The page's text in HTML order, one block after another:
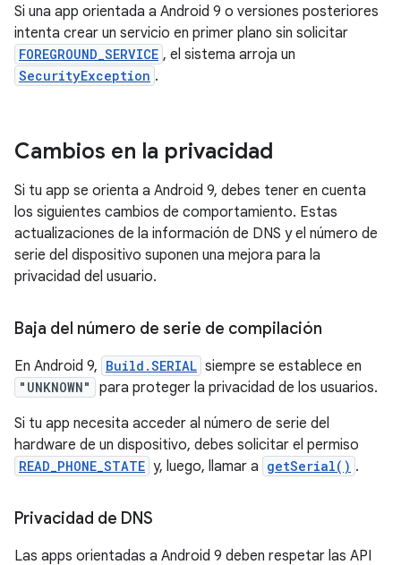
Si una app orientada a Android 9 o versiones posteriores
intenta crear un servicio en primer plano sin solicitar
FOREGROUND_SERVICE , el sistema arroja un
SecurityException .
Cambios en la privacidad
Si tu app se orienta a Android 9, debes tener en cuenta
los siguientes cambios de comportamiento. Estas
actualizaciones de la información de DNS y el número de
serie del dispositivo suponen una mejora para la
privacidad del usuario.
Baja del número de serie de compilación
En Android 9, Build.SERIAL siempre se establece en
"UNKNOWN"
para proteger la privacidad de los usuarios.
Si tu app necesita acceder al número de serie del
hardware de un dispositivo, debes solicitar el permiso
READ_PHONE_STATE y, luego, llamar a getSerial() .
Privacidad de DNS
Las apps orientadas a Android 9 deben respetar las API